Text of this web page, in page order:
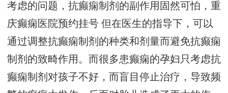
考虑的问题，抗癫痫制剂的副作用固然可怕， 重
庆癫痫医院预约挂号 但在医生的指导下，可以
通过调整抗癫痫制剂的种类和剂量而避免抗癫痫
制剂的致畸作用。而很多患癫痫的孕妇只考虑抗
癫痫制剂对孩子不好，而盲目停止治疗，导致频